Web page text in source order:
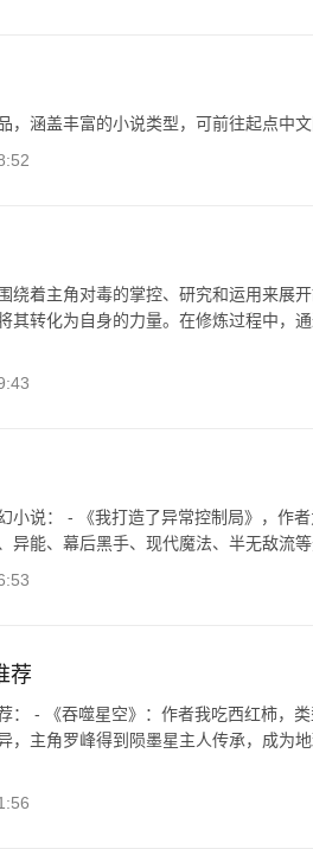
，涵盖丰富的小说类型，可前往起点中
绕着主角对毒的掌控、研究和运用来展
其转化为自身的力量。在修炼过程中，
小说： - 《我打造了异常控制局》，作
异能、幕后黑手、现代魔法、半无敌流
荐
： - 《吞噬星空》：作者我吃西红柿，
，主角罗峰得到陨墨星主人传承，成为